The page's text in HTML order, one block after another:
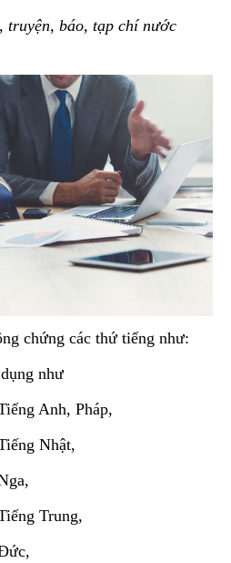
truyện, báo, tạp chí nước
chứng các thứ tiếng như:
như
Anh, Pháp,
Nhật,
Trung,